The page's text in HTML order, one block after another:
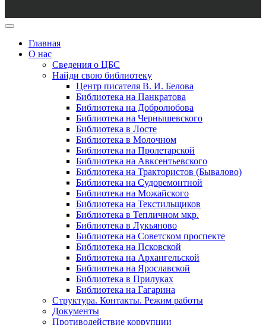
Главная
О нас
Сведения о ЦБС
Найди свою библиотеку
Центр писателя В. И. Белова
Библиотека на Панкратова
Библиотека на Добролюбова
Библиотека на Чернышевского
Библиотека в Лосте
Библиотека в Молочном
Библиотека на Пролетарской
Библиотека на Авксентьевского
Библиотека на Трактористов (Бывалово)
Библиотека на Судоремонтной
Библиотека на Можайского
Библиотека на Текстильщиков
Библиотека в Тепличном мкр.
Библиотека в Лукьяново
Библиотека на Советском проспекте
Библиотека на Псковской
Библиотека на Архангельской
Библиотека на Ярославской
Библиотека в Прилуках
Библиотека на Гагарина
Структура. Контакты. Режим работы
Документы
Противодействие коррупции